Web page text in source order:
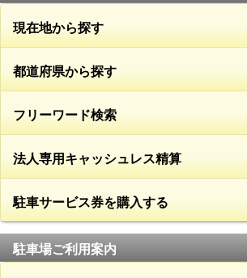
現在地から探す
都道府県から探す
フリーワード検索
法人専用キャッシュレス精算
駐車サービス券を購入する
駐車場ご利用案内